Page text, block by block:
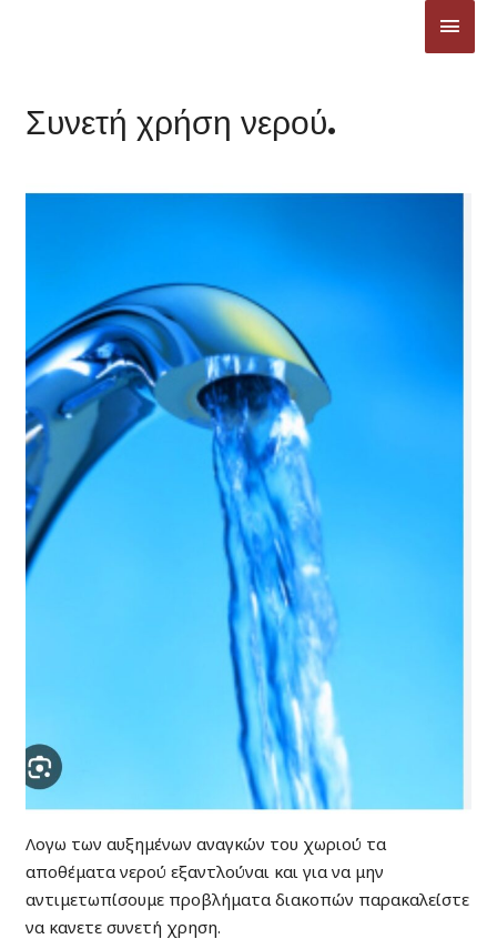
Συνετή χρήση νερού.
Λογω των αυξημένων αναγκών του χωριού τα
αποθέματα νερού εξαντλούναι και για να μην
αντιμετωπίσουμε προβλήματα διακοπών παρακαλείστε
να κανετε συνετή χρηση.